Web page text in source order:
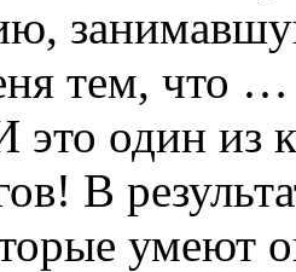
тем, что …
это один из
В
умеют